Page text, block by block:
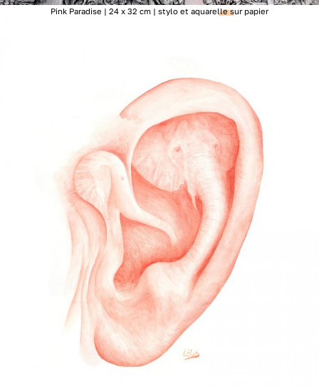
Pink Paradise | 24 x 32 cm | stylo et aquarelle sur papier